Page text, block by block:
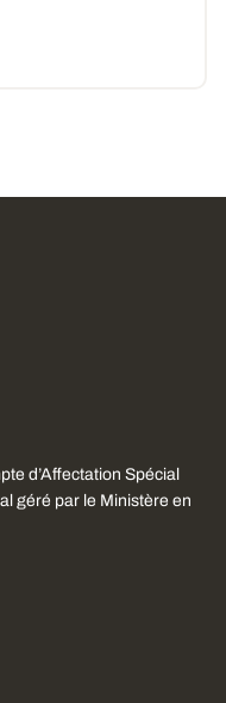
d’Affectation Spécial
géré par le Ministère en